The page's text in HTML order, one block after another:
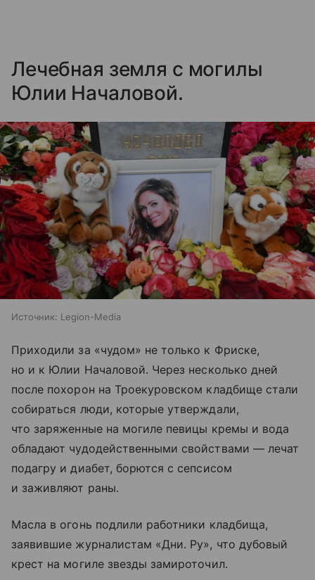
Лечебная земля с могилы
Юлии Началовой.
Источник: Legion-Media
Приходили за «чудом» не только к Фриске,
но и к Юлии Началовой. Через несколько дней
после похорон на Троекуровском кладбище стали
собираться люди, которые утверждали,
что заряженные на могиле певицы кремы и вода
обладают чудодейственными свойствами — лечат
подагру и диабет, борются с сепсисом
и заживляют раны.
Масла в огонь подлили работники кладбища,
заявившие журналистам «Дни. Ру», что дубовый
крест на могиле звезды замироточил.